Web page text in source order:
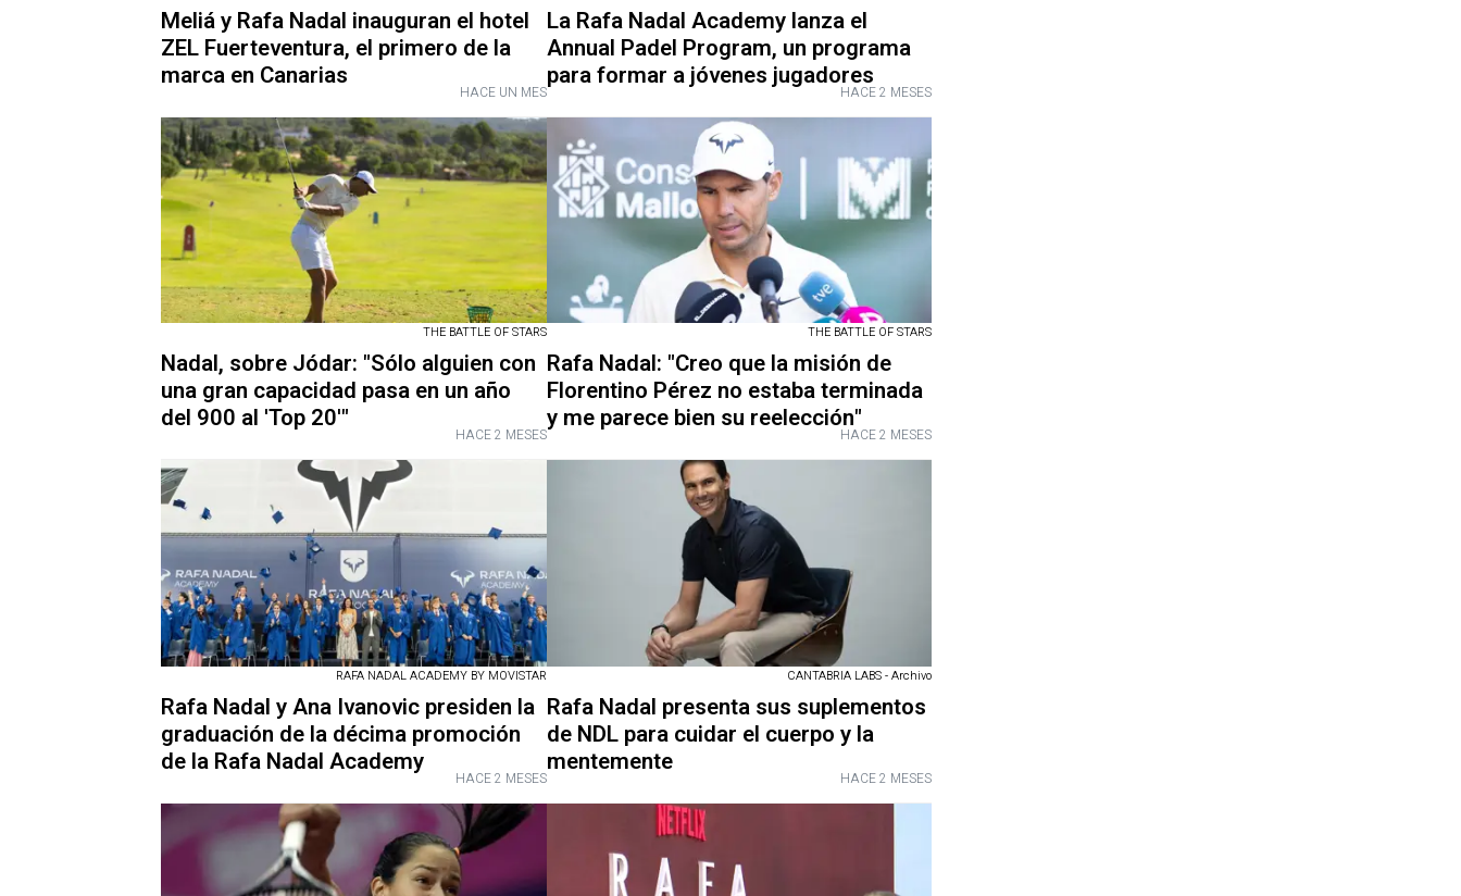
Meliá y Rafa Nadal inauguran el hotel
ZEL Fuerteventura, el primero de la
marca en Canarias
HACE UN MES
La Rafa Nadal Academy lanza el
Annual Padel Program, un programa
para formar a jóvenes jugadoresHACE 2 MESES
THE BATTLE OF STARS
Nadal, sobre Jódar: "Sólo alguien con
una gran capacidad pasa en un año
del 900 al 'Top 20'"
HACE 2 MESES
THE BATTLE OF STARS
Rafa Nadal: "Creo que la misión de
Florentino Pérez no estaba terminada
y me parece bien su reelección"HACE 2 MESES
RAFA NADAL ACADEMY BY MOVISTAR
Rafa Nadal y Ana Ivanovic presiden la
graduación de la décima promoción
de la Rafa Nadal Academy
HACE 2 MESES
CANTABRIA LABS - Archivo
Rafa Nadal presenta sus suplementos
de NDL para cuidar el cuerpo y la
mentemente
HACE 2 MESES